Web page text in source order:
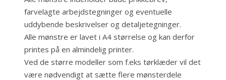
farvelagte arbejdstegninger og eventuelle
uddybende beskrivelser og detaljetegninger.
Alle mønstre er lavet i A4 størrelse og kan derfor
printes på en almindelig printer.
Ved de større modeller som f.eks tørklæder vil det
være nødvendigt at sætte flere mønsterdele